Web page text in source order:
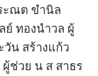
ะณต ขำนิล
ย์ ทองนำวล ผู้
น สร้างแก้ว
ช่วย น ส สาธร